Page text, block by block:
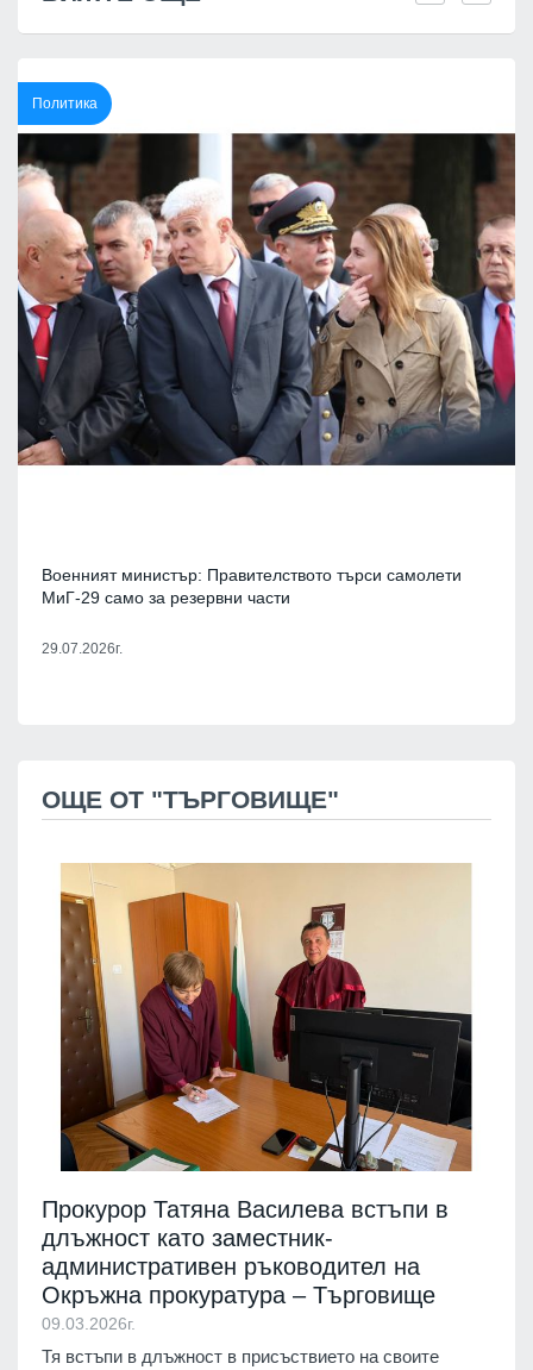
Политика
Военният министър: Правителството търси самолети
МиГ-29 само за резервни части
29.07.2026г.
ОЩЕ ОТ "ТЪРГОВИЩЕ"
Прокурор Татяна Василева встъпи в
длъжност като заместник-
административен ръководител на
Окръжна прокуратура – Търговище
09.03.2026г.
Тя встъпи в длъжност в присъствието на своите